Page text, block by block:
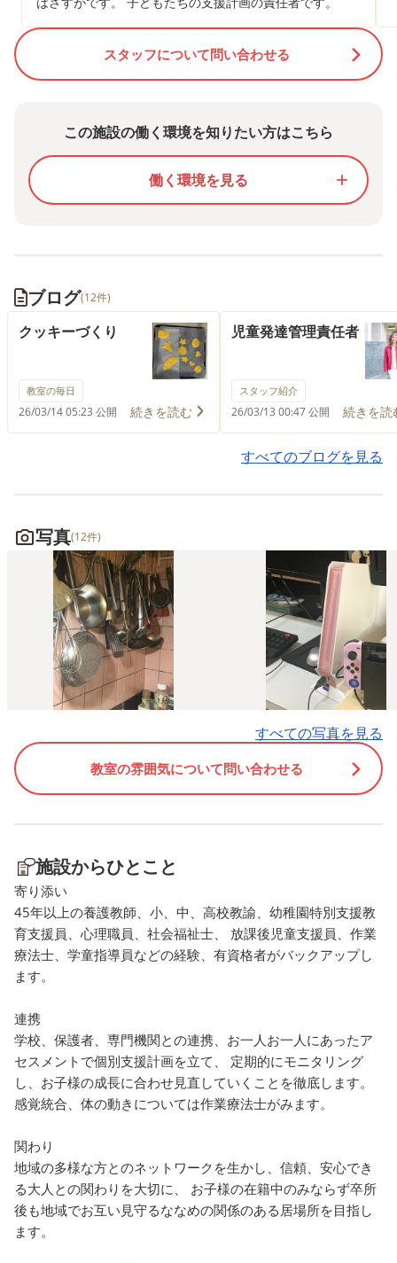
スタッフについて問い合わせる
この施設の働く環境を知りたい方はこちら
働く環境を見る add
ブログ(12件)
クッキーづくり
教室の毎日
26/03/14 05:23 公開 続きを読む
児童発達管理責任者
スタッフ紹介
26/03/13 00:47 公開 続きを読
すべてのブログを見る
写真(12件)
すべての写真を見る
教室の雰囲気について問い合わせる
施設からひとこと
寄り添い
45年以上の養護教師、小、中、高校教諭、幼稚園特別支援教
育支援員、心理職員、社会福祉士、 放課後児童支援員、作業
療法士、学童指導員などの経験、有資格者がバックアップし
ます。
連携
学校、保護者、専門機関との連携、お一人お一人にあったア
セスメントで個別支援計画を立て、 定期的にモニタリング
し、お子様の成長に合わせ見直していくことを徹底します。
感覚統合、体の動きについては作業療法士がみます。
関わり
地域の多様な方とのネットワークを生かし、信頼、安心でき
る大人との関わりを大切に、 お子様の在籍中のみならず卒所
後も地域でお互い見守るななめの関係のある居場所を目指し
ます。